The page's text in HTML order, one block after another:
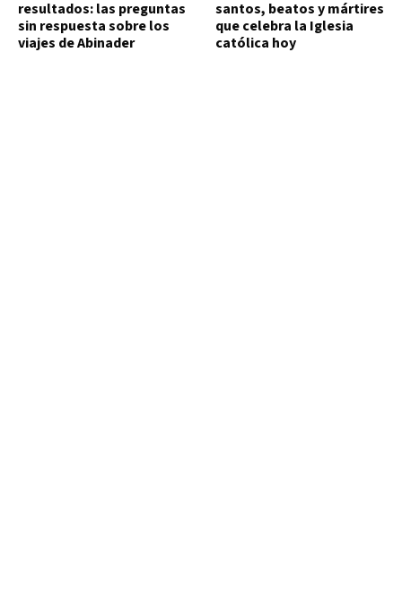
resultados: las preguntas
sin respuesta sobre los
viajes de Abinader
santos, beatos y mártires
que celebra la Iglesia
católica hoy